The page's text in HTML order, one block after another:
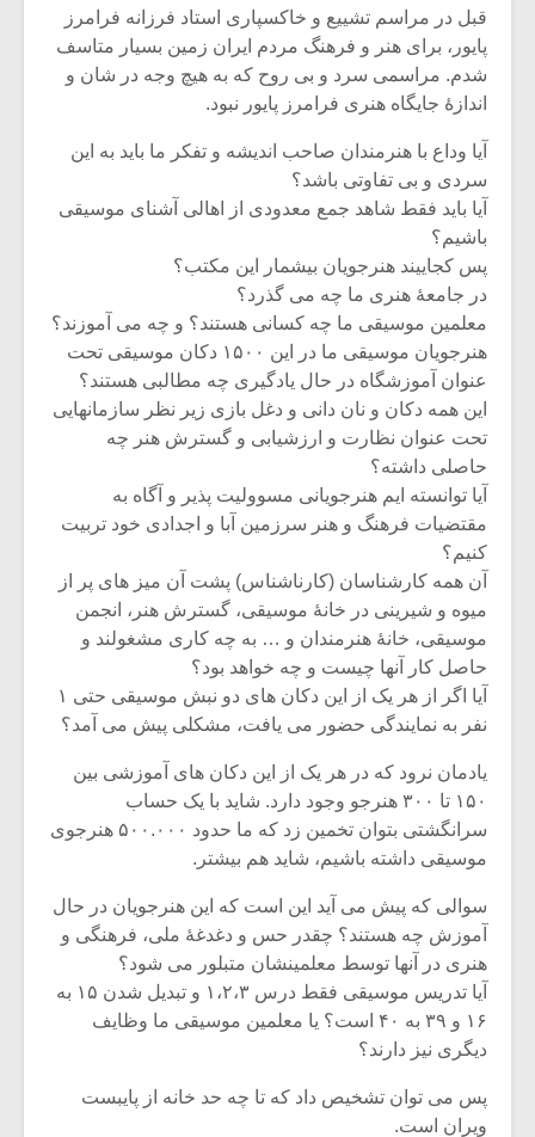
قبل در مراسم تشییع و خاکسپاری استاد فرزانه فرامرز
پایور، برای هنر و فرهنگ مردم ایران زمین بسیار متاسف
شدم. مراسمی سرد و بی روح که به هیچ وجه در شان و
اندازۀ جایگاه هنری فرامرز پایور نبود.
آیا وداع با هنرمندان صاحب اندیشه و تفکر ما باید به این
سردی و بی تفاوتی باشد؟
آیا باید فقط شاهد جمع معدودی از اهالی آشنای موسیقی
باشیم؟
پس کجاییند هنرجویان بیشمار این مکتب؟
در جامعۀ هنری ما چه می گذرد؟
معلمین موسیقی ما چه کسانی هستند؟ و چه می آموزند؟
هنرجویان موسیقی ما در این ۱۵۰۰ دکان موسیقی تحت
عنوان آموزشگاه در حال یادگیری چه مطالبی هستند؟
این همه دکان و نان دانی و دغل بازی زیر نظر سازمانهایی
تحت عنوان نظارت و ارزشیابی و گسترش هنر چه
حاصلی داشته؟
آیا توانسته ایم هنرجویانی مسوولیت پذیر و آگاه به
مقتضیات فرهنگ و هنر سرزمین آبا و اجدادی خود تربیت
کنیم؟
آن همه کارشناسان (کارناشناس) پشت آن میز های پر از
میوه و شیرینی در خانۀ موسیقی، گسترش هنر، انجمن
موسیقی، خانۀ هنرمندان و … به چه کاری مشغولند و
حاصل کار آنها چیست و چه خواهد بود؟
آیا اگر از هر یک از این دکان های دو نبش موسیقی حتی ۱
نفر به نمایندگی حضور می یافت، مشکلی پیش می آمد؟
یادمان نرود که در هر یک از این دکان های آموزشی بین
۱۵۰ تا ۳۰۰ هنرجو وجود دارد. شاید با یک حساب
سرانگشتی بتوان تخمین زد که ما حدود ۵۰۰.۰۰۰ هنرجوی
موسیقی داشته باشیم، شاید هم بیشتر.
سوالی که پیش می آید این است که این هنرجویان در حال
آموزش چه هستند؟ چقدر حس و دغدغۀ ملی، فرهنگی و
هنری در آنها توسط معلمینشان متبلور می شود؟
آیا تدریس موسیقی فقط درس ۱،۲،۳ و تبدیل شدن ۱۵ به
۱۶ و ۳۹ به ۴۰ است؟ یا معلمین موسیقی ما وظایف
دیگری نیز دارند؟
پس می توان تشخیص داد که تا چه حد خانه از پایبست
ویران است.